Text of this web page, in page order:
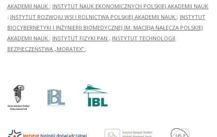
AKADEMII NAUK ; INSTYTUT NAUK EKONOMICZNYCH POLSKIEJ AKADEMII NAUK
; INSTYTUT ROZWOJU WSI I ROLNICTWA POLSKIEJ AKADEMII NAUK ; INSTYTUT
BIOCYBERNETYKI I INŻYNIERII BIOMEDYCZNEJ IM. MACIEJA NAŁĘCZA POLSKIEJ
AKADEMII NAUK ; INSTYTUT FIZYKI PAN ; INSTYTUT TECHNOLOGII
BEZPIECZEŃSTWA „MORATEX” ;